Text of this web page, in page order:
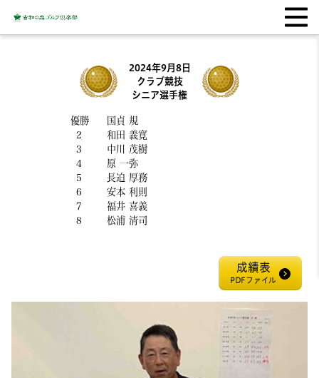
2024年9月8日
クラブ競技
シニア選手権
優勝 国貞 規
2 和田 義寛
3 中川 茂樹
4 原 一弥
5 長迫 厚務
6 安本 利則
7 福井 喜義
8 松浦 清司
成績表
PDFファイル